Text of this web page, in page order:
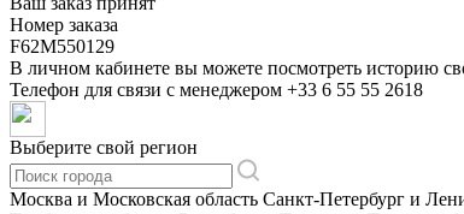
Номер заказа
F62M550129
В личном кабинете вы можете посмотреть историю
Телефон для связи с менеджером +33 6 55 55 2618
Выберите свой регион
Москва и Московская область Санкт-Петербург и